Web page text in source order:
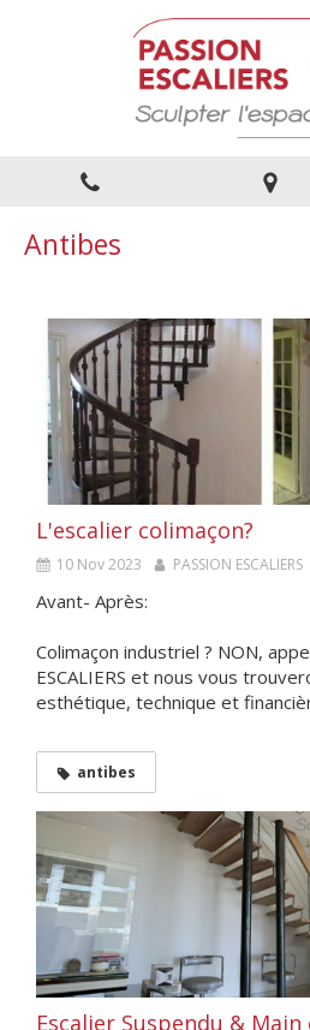
Antibes
L'escalier colimaçon?
10 Nov 2023 PASSION ESCALIERS
Avant- Après:
Colimaçon industriel ? NON,
ESCALIERS et nous vous
esthétique, technique et
antibes
Escalier Suspendu &